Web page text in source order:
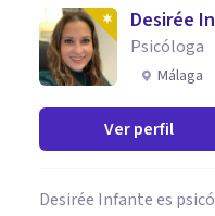
Desirée
Psicóloga
Málaga
Ver perfil
Desirée Infante es